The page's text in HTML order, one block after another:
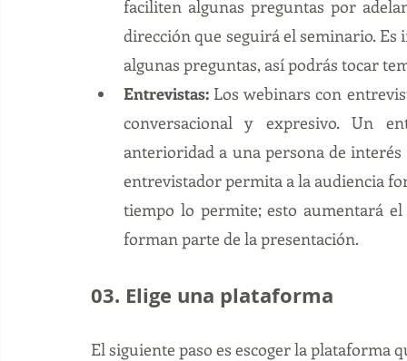
faciliten algunas preguntas por
dirección que seguirá el seminario.
algunas preguntas, así podrás tocar
Entrevistas: Los webinars con
conversacional y expresivo. Un
anterioridad a una persona de
entrevistador permita a la audiencia
tiempo lo permite; esto aumentará
forman parte de la presentación.
03. Elige una plataforma
El siguiente paso es escoger la plataforma